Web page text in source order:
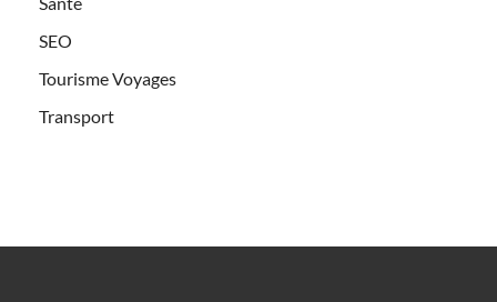
SEO
Tourisme Voyages
Transport